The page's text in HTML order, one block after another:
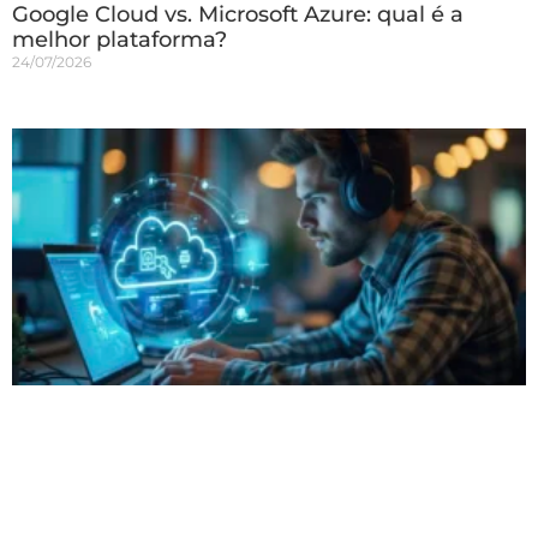
Google Cloud vs. Microsoft Azure: qual é a
melhor plataforma?
24/07/2026